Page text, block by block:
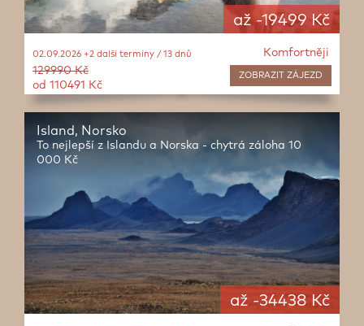
až -19499 Kč
Komfortněji
ZOBRAZIT ZÁJEZD
02.09.2026 +2 další termíny / 13 dnů
129990 Kč
od 110491 Kč
až -34438 Kč
Island, Norsko
To nejlepší z Islandu a Norska - chytrá záloha 10
000 Kč